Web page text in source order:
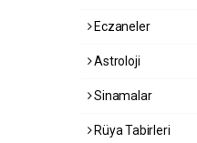
Eczaneler
Astroloji
Sinamalar
Rüya Tabirleri